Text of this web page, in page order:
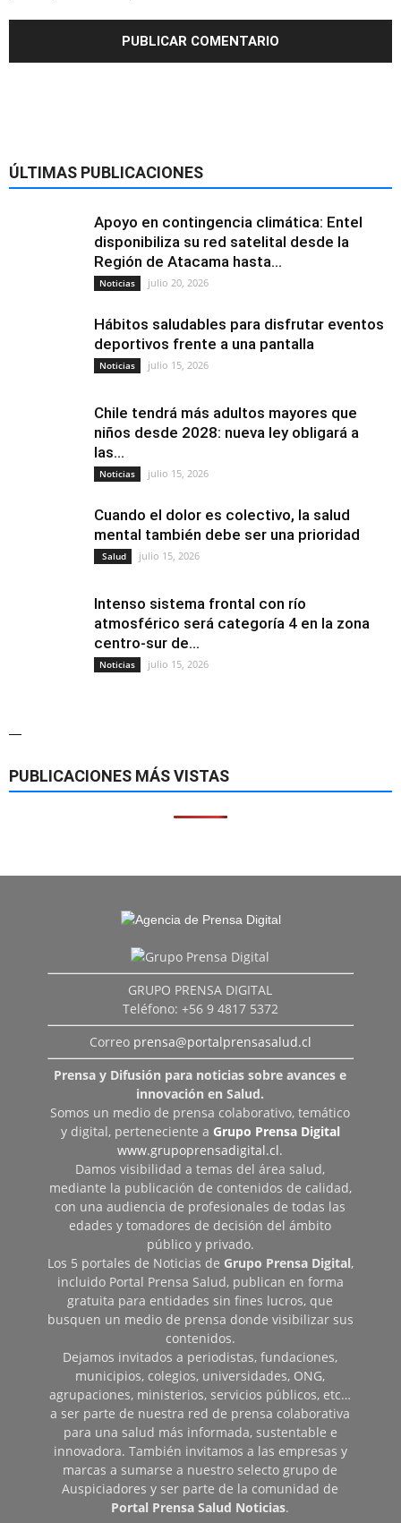
ÚLTIMAS PUBLICACIONES
Apoyo en contingencia climática: Entel
disponibiliza su red satelital desde la
Región de Atacama hasta...
Noticias julio 20, 2026
Hábitos saludables para disfrutar eventos
deportivos frente a una pantalla
Noticias julio 15, 2026
Chile tendrá más adultos mayores que
niños desde 2028: nueva ley obligará a
las...
Noticias julio 15, 2026
Cuando el dolor es colectivo, la salud
mental también debe ser una prioridad
Salud julio 15, 2026
Intenso sistema frontal con río
atmosférico será categoría 4 en la zona
centro-sur de...
Noticias julio 15, 2026
—
PUBLICACIONES MÁS VISTAS
GRUPO PRENSA DIGITAL
Teléfono: +56 9 4817 5372
Correo prensa@portalprensasalud.cl
Prensa y Difusión para noticias sobre avances e
innovación en Salud.
Somos un medio de prensa colaborativo, temático
y digital, perteneciente a Grupo Prensa Digital
www.grupoprensadigital.cl.
Damos visibilidad a temas del área salud,
mediante la publicación de contenidos de calidad,
con una audiencia de profesionales de todas las
edades y tomadores de decisión del ámbito
público y privado.
Los 5 portales de Noticias de Grupo Prensa Digital,
incluido Portal Prensa Salud, publican en forma
gratuita para entidades sin fines lucros, que
busquen un medio de prensa donde visibilizar sus
contenidos.
Dejamos invitados a periodistas, fundaciones,
municipios, colegios, universidades, ONG,
agrupaciones, ministerios, servicios públicos, etc…
a ser parte de nuestra red de prensa colaborativa
para una salud más informada, sustentable e
innovadora. También invitamos a las empresas y
marcas a sumarse a nuestro selecto grupo de
Auspiciadores y ser parte de la comunidad de
Portal Prensa Salud Noticias.